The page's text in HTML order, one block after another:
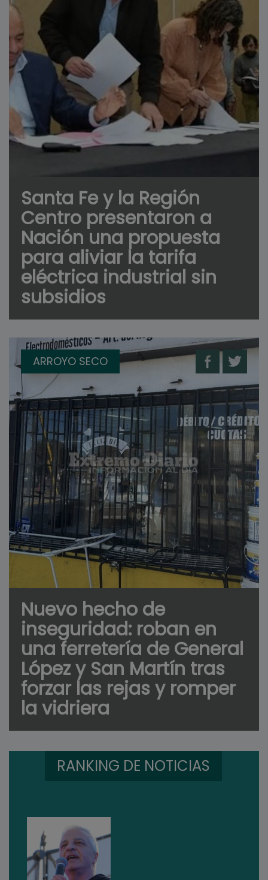
Santa Fe y la Región
Centro presentaron a
Nación una propuesta
para aliviar la tarifa
eléctrica industrial sin
subsidios
ARROYO SECO
Nuevo hecho de
inseguridad: roban en
una ferretería de General
López y San Martín tras
forzar las rejas y romper
la vidriera
RANKING DE NOTICIAS